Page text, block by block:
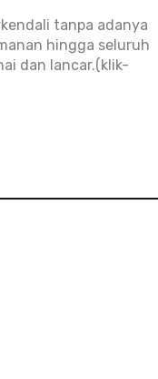
tanpa adanya
hingga seluruh
dan lancar.(klik-